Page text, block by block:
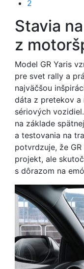
2
Stavia
z
Model GR Yaris
pre svet rally a
najväčšou
dáta z pretekov a
sériových
na základe
a testovania na
potvrdzuje, že
projekt, ale
s dôrazom na